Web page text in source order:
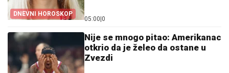
DNEVNI HOROSKOP
05:00 0
Nije se mnogo pitao: Amerikanac
otkrio da je želeo da ostane u
Zvezdi